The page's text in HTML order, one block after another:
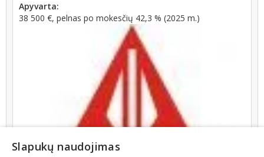
Apyvarta:
38 500 €, pelnas po mokesčių 42,3 % (2025 m.)
Slapukų naudojimas